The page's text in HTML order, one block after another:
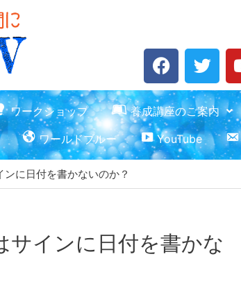
F
a
c
e
b
o
o
T
w
i
t
t
e
r
ワークショップ 養成講座のご案内
ワールドブルー YouTube
に日付を書かないのか？
インに日付を書かな